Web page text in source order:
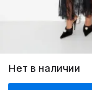
Нет в наличии